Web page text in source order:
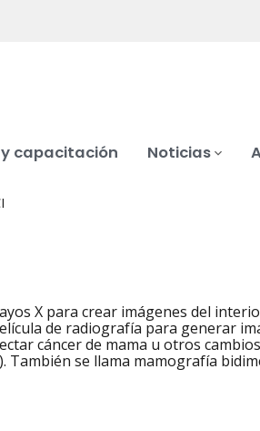
capacitación Noticias
X para crear imágenes del
de radiografía para generar
cáncer de mama u otros
También se llama mamografía